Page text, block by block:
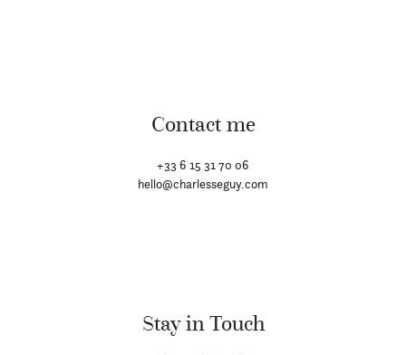
Contact me
+33 6 15 31 70 06
hello@charlesseguy.com
Stay in Touch